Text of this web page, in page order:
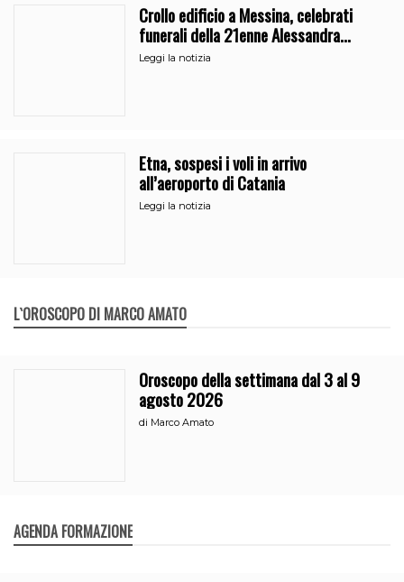
Crollo edificio a Messina, celebrati
funerali della 21enne Alessandra
Frazzica
Leggi la notizia
Etna, sospesi i voli in arrivo
all’aeroporto di Catania
Leggi la notizia
L`OROSCOPO DI MARCO AMATO
Oroscopo della settimana dal 3 al 9
agosto 2026
di Marco Amato
AGENDA FORMAZIONE